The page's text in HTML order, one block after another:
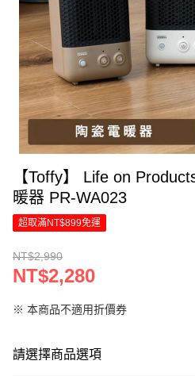
【Toffy】 Life on
暖器 PR-WA023
超取滿NT$899免運
NT$2,990
NT$2,280
※ 本商品不適用折價券
請選擇商品選項